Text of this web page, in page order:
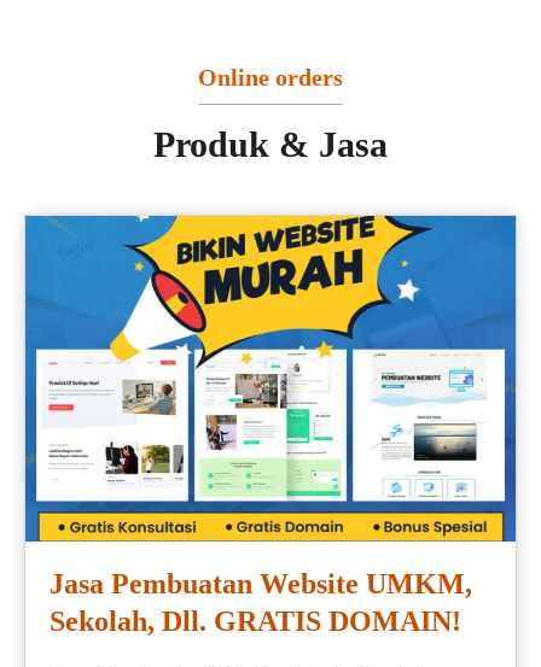
Online orders
Produk & Jasa
Jasa Pembuatan Website UMKM,
Sekolah, Dll. GRATIS DOMAIN!